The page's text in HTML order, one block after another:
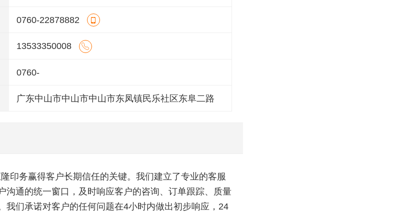
0760-22878882
13533350008
0760-
广东中山市中山市中山市东凤镇民乐社区东阜二路
印务赢得客户长期信任的关键。我们建立了专业的客服
沟通的统一窗口，及时响应客户的咨询、订单跟踪、质量
我们承诺对客户的任何问题在4小时内做出初步响应，24